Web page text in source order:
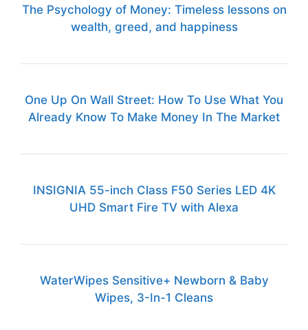
The Psychology of Money: Timeless lessons on
wealth, greed, and happiness
One Up On Wall Street: How To Use What You
Already Know To Make Money In The Market
INSIGNIA 55-inch Class F50 Series LED 4K
UHD Smart Fire TV with Alexa
WaterWipes Sensitive+ Newborn & Baby
Wipes, 3-In-1 Cleans